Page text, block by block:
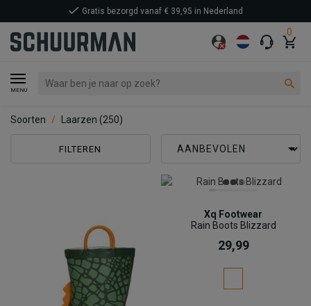
0
MENU
Gratis bezorgd vanaf € 39,95 in Nederland
Soorten Laarzen (250)
FILTEREN
Xq Footwear
Rain Boots Blizzard
29,99